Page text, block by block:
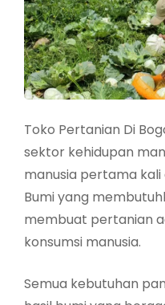
Toko Pertanian Di
sektor kehidupan
manusia pertama kali
Bumi yang
membuat pertanian
konsumsi manusia.
Semua kebutuhan